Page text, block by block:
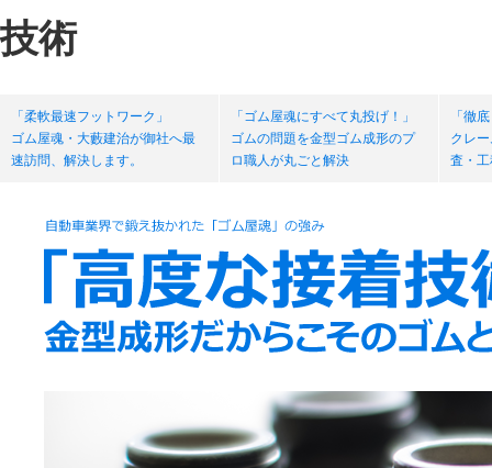
技術
「柔軟最速フットワーク」
ゴム屋魂・大藪建治が御社へ最
速訪問、解決します。
「ゴム屋魂にすべて丸投げ！」
ゴムの問題を金型ゴム成形のプ
ロ職人が丸ごと解決
「徹
クレ
査・